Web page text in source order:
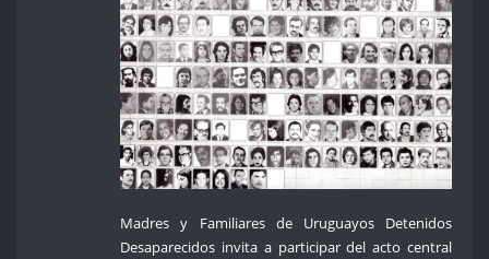
Madres y Familiares de Uruguayos Detenidos
Desaparecidos invita a participar del acto central